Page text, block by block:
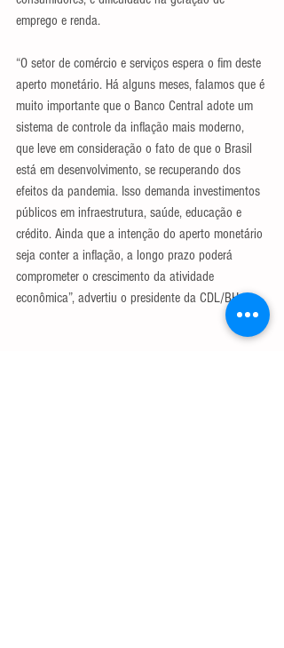
emprego e renda.
“O setor de comércio e serviços espera o fim deste
aperto monetário. Há alguns meses, falamos que é
muito importante que o Banco Central adote um
sistema de controle da inflação mais moderno,
que leve em consideração o fato de que o Brasil
está em desenvolvimento, se recuperando dos
efeitos da pandemia. Isso demanda investimentos
públicos em infraestrutura, saúde, educação e
crédito. Ainda que a intenção do aperto monetário
seja conter a inflação, a longo prazo poderá
comprometer o crescimento da atividade
econômica”, advertiu o presidente da CDL/BH.